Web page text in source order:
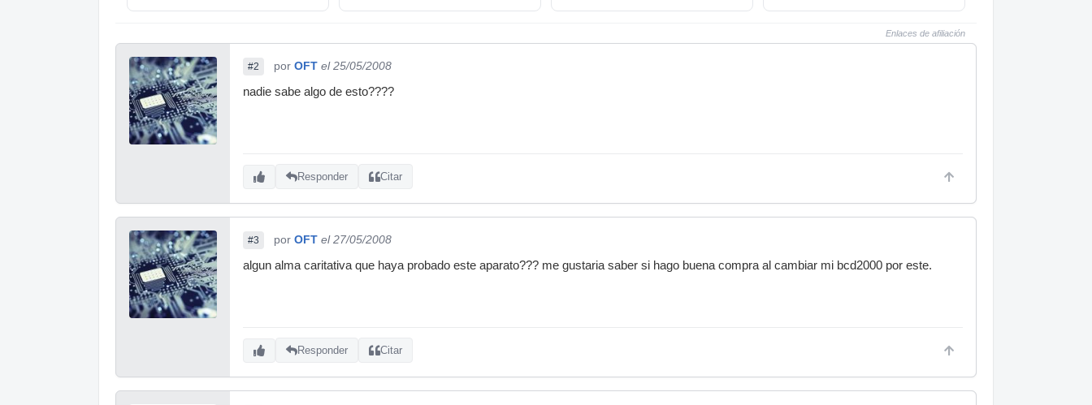
Enlaces de afiliación
#2 por OFT el 25/05/2008
nadie sabe algo de esto????
Responder Citar
#3 por OFT el 27/05/2008
algun alma caritativa que haya probado este aparato??? me gustaria saber si hago buena compra al cambiar mi bcd2000 por este.
Responder Citar